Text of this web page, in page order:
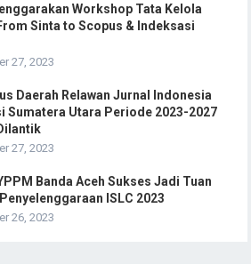
Workshop Tata Kelola
Sinta to Scopus & Indeksasi
27, 2023
Daerah Relawan Jurnal Indonesia
Sumatera Utara Periode 2023-2027
27, 2023
Banda Aceh Sukses Jadi Tuan
ISLC 2023
26, 2023